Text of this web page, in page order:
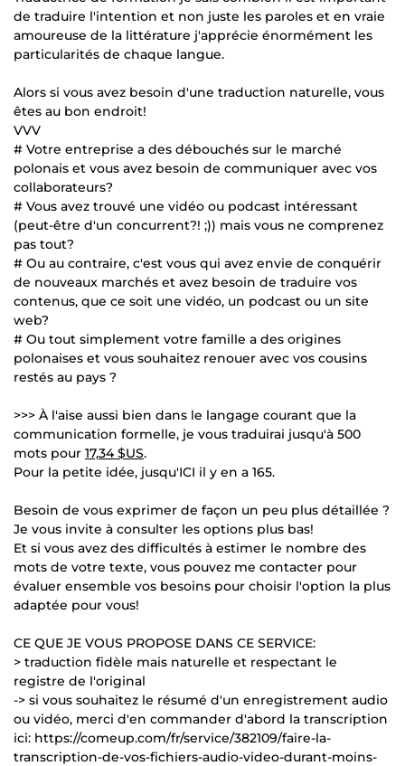
de traduire l'intention et non juste les paroles et en vraie
amoureuse de la littérature j'apprécie énormément les
particularités de chaque langue.
Alors si vous avez besoin d'une traduction naturelle, vous
êtes au bon endroit!
VVV
# Votre entreprise a des débouchés sur le marché
polonais et vous avez besoin de communiquer avec vos
collaborateurs?
# Vous avez trouvé une vidéo ou podcast intéressant
(peut-être d'un concurrent?! ;)) mais vous ne comprenez
pas tout?
# Ou au contraire, c'est vous qui avez envie de conquérir
de nouveaux marchés et avez besoin de traduire vos
contenus, que ce soit une vidéo, un podcast ou un site
web?
# Ou tout simplement votre famille a des origines
polonaises et vous souhaitez renouer avec vos cousins
restés au pays ?
>>> À l'aise aussi bien dans le langage courant que la
communication formelle, je vous traduirai jusqu'à 500
mots pour 17,34 $US.
Pour la petite idée, jusqu'ICI il y en a 165.
Besoin de vous exprimer de façon un peu plus détaillée ?
Je vous invite à consulter les options plus bas!
Et si vous avez des difficultés à estimer le nombre des
mots de votre texte, vous pouvez me contacter pour
évaluer ensemble vos besoins pour choisir l'option la plus
adaptée pour vous!
CE QUE JE VOUS PROPOSE DANS CE SERVICE:
> traduction fidèle mais naturelle et respectant le
registre de l'original
-> si vous souhaitez le résumé d'un enregistrement audio
ou vidéo, merci d'en commander d'abord la transcription
ici: https://comeup.com/fr/service/382109/faire-la-
transcription-de-vos-fichiers-audio-video-durant-moins-